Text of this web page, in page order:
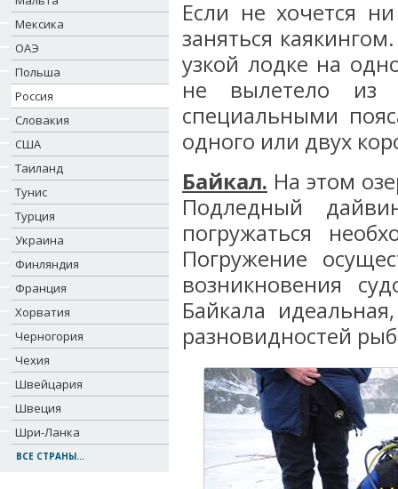
Мексика
ОАЭ
Польша
Россия
Словакия
США
Таиланд
Тунис
Турция
Украина
Финляндия
Франция
Хорватия
Черногория
Чехия
Швейцария
Швеция
Шри-Ланка
ВСЕ СТРАНЫ...
Если не хочется
заняться
узкой лодке на
не вылетело из
специальными
одного или двух
Байкал. На этом
Подледный
погружаться
Погружение
возникновения
Байкала
разновидностей